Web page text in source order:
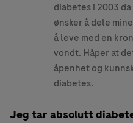
diabetes i 2003
ønsker å dele
å leve med en
vondt. Håper at
åpenhet og
diabetes.
Jeg tar absolutt